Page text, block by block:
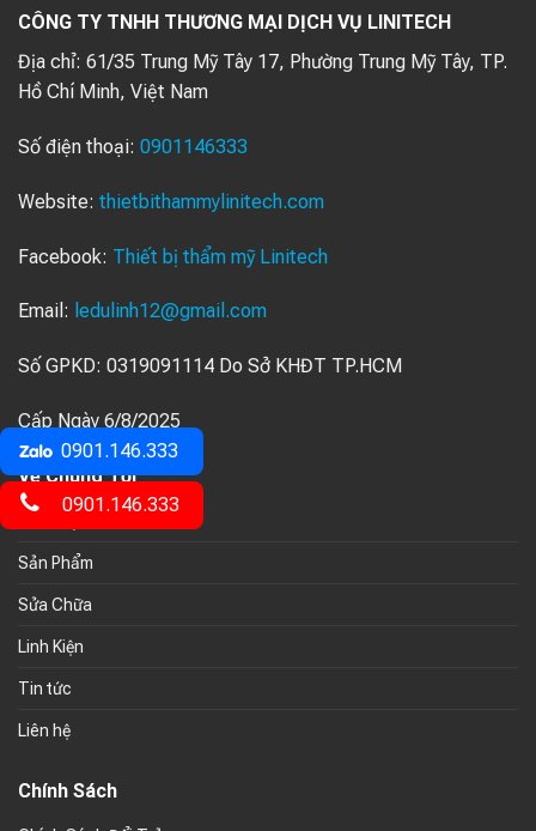
CÔNG TY TNHH THƯƠNG MẠI DỊCH VỤ LINITECH
Địa chỉ: 61/35 Trung Mỹ Tây 17, Phường Trung Mỹ Tây, TP.
Hồ Chí Minh, Việt Nam
Số điện thoại: 0901146333
Website: thietbithammylinitech.com
Facebook: Thiết bị thẩm mỹ Linitech
Email: ledulinh12@gmail.com
Số GPKD: 0319091114 Do Sở KHĐT TP.HCM
Cấp Ngày 6/8/2025
Về Chúng Tối
Sản Phẩm
Sửa Chữa
Linh Kiện
Tin tức
Liên hệ
Chính Sách
0901.146.333
0901.146.333